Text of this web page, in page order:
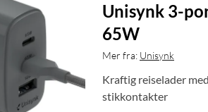
Unisynk 3-
65W
Mer fra: Unisynk
Kraftig reiselader
stikkontakter